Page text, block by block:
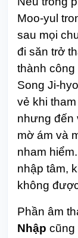
Moo-yul
sau mọi
đi săn trở
thành công
Song Ji-
vẻ khi
nhưng đến
mờ ám và
nham
nhập tâm,
không
Phần âm
Nhập cũng